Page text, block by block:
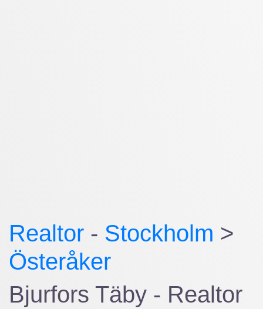
Realtor - Stockholm >
Österåker
Bjurfors Täby - Realtor